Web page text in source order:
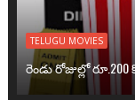
TELUGU MOVIES
రెండు రోజుల్లో